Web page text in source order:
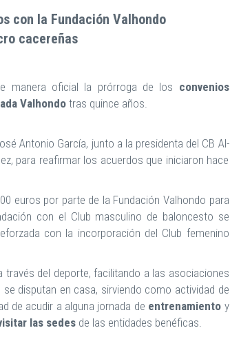
con la Fundación Valhondo
cacereñas
manera oficial la prórroga de los convenios
Valhondo tras quince años.
Antonio García, junto a la presidenta del CB Al-
para reafirmar los acuerdos que iniciaron hace
euros por parte de la Fundación Valhondo para
con el Club masculino de baloncesto se
con la incorporación del Club femenino
del deporte, facilitando a las asociaciones
disputan en casa, sirviendo como actividad de
de acudir a alguna jornada de entrenamiento y
las sedes de las entidades benéficas.